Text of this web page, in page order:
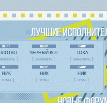
]
ЧЕРНЫЙ КОТ
[ заказать ]
ТОХА
[ заказать ]
НИК
тема ]
НИК
[ тема ]
НИК
[ тема ]